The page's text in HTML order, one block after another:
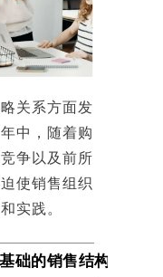
关系方面发
中，随着购
争以及前所
使销售组织
实践。
础的销售结构转变